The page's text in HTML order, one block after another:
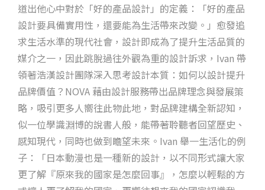
道出他心中對於「好的產品設計」的定義：「好的產品
設計要具備實用性，還要能為生活帶來改變。」愈發追
求生活水準的現代社會，設計即成為了提升生活品質的
媒介之一，因此跳脫過往外觀為重的設計訴求，Ivan 帶
領著浩漢設計團隊深入思考設計本質：如何以設計提升
品牌價值？NOVA 藉由設計服務帶出品牌理念與發展策
略，吸引更多人嚮往此物此地，對品牌建構全新認知，
似一位學識淵博的說書人般，能帶著聆聽者回望歷史、
感知現代，同時也做到瞻望未來。Ivan 舉一生活化的例
子：「日本動漫也是一種新的設計，以不同形式讓大家
更了解『原來我的國家是怎麼回事』，怎麼以輕鬆的方